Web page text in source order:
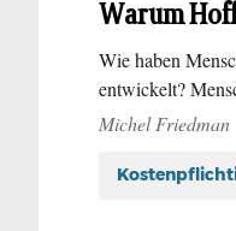
Warum
Wie haben
entwickelt?
Michel Friedman